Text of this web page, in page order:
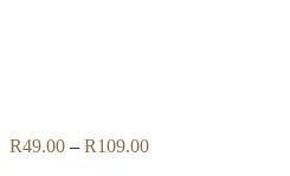
R49.00 – R109.00Price